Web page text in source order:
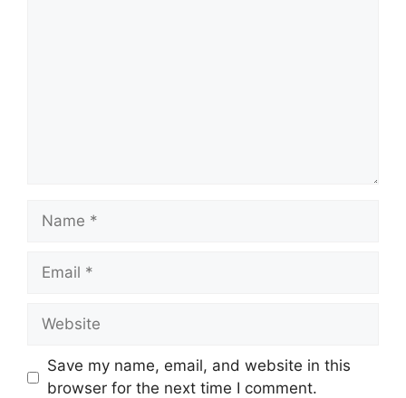
Name
Email
Website
Save my name, email, and website in this
browser for the next time I comment.